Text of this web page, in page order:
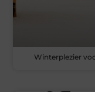
Winterplezier